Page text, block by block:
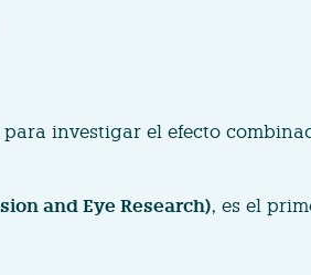
investigar el efecto
and Eye Research), es el